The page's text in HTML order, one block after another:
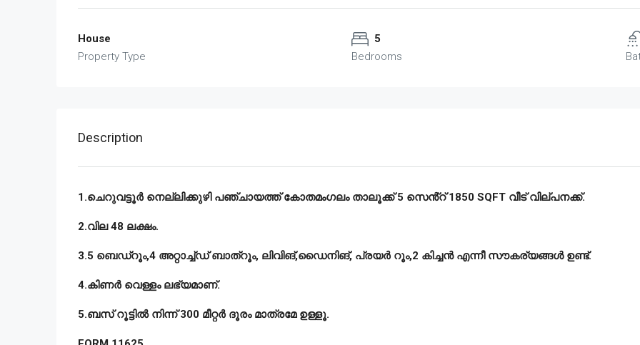
House
Property Type
5
Bedrooms
Description
1.ചെറുവട്ടൂർ നെല്ലിക്കുഴി പഞ്ചായത്ത് കോതമംഗലം താലൂക്ക് 5 സെൻ്റ് 1850 SQFT വീട് വില്പനക്ക്.
2.വില 48 ലക്ഷം.
3.5 ബെഡ്റൂം,4 അറ്റാച്ച്ഡ് ബാത്റൂം, ലിവിങ്,ഡൈനിങ്, പ്രയർ റൂം,2 കിച്ചൻ എന്നീ സൗകര്യങ്ങൾ ഉണ്ട്.
4.കിണർ വെള്ളം ലഭ്യമാണ്.
5.ബസ് റൂട്ടിൽ നിന്ന് 300 മീറ്റർ ദൂരം മാത്രമേ ഉള്ളൂ.